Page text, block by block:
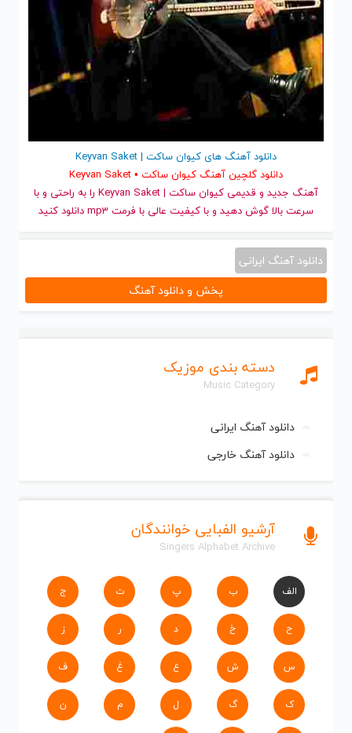
دسته بندی موزیک
Music Category
دانلود آهنگ ایرانی
دانلود آهنگ خارجی
آرشیو الفبایی خوانندگان
Singers Alphabet Archive
الف ب پ ت ج
ح خ د ر ز
س ش ع غ ف
ک گ ل م ن
دانلود آهنگ های کیوان ساکت | Keyvan Saket
دانلود گلچین آهنگ کیوان ساکت • Keyvan Saket
آهنگ جدید
و قدیمی کیوان ساکت | Keyvan Saket را به راحتی و با
سرعت بالا گوش دهید و با کیفیت عالی با فرمت mp3 دانلود کنید
دانلود آهنگ ایرانی
پخش و دانلود آهنگ